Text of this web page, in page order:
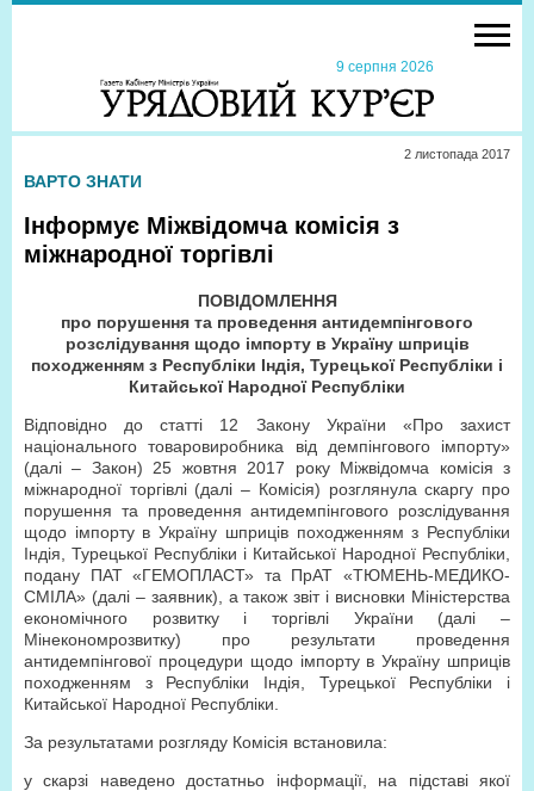
9 серпня 2026
2 листопада 2017
ВАРТО ЗНАТИ
Інформує Міжвідомча комісія з
міжнародної торгівлі
ПОВІДОМЛЕННЯ
про порушення та проведення антидемпінгового
розслідування щодо імпорту в Україну шприців
походженням з Республіки Індія, Турецької Республіки і
Китайської Народної Республіки
Відповідно до статті 12 Закону України «Про захист
національного товаровиробника від демпінгового імпорту»
(далі – Закон) 25 жовтня 2017 року Міжвідомча комісія з
міжнародної торгівлі (далі – Комісія) розглянула скаргу про
порушення та проведення антидемпінгового розслідування
щодо імпорту в Україну шприців походженням з Республіки
Індія, Турецької Республіки і Китайської Народної Республіки,
подану ПАТ «ГЕМОПЛАСТ» та ПрАТ «ТЮМЕНЬ-МЕДИКО-
СМІЛА» (далі – заявник), а також звіт і висновки Міністерства
економічного розвитку і торгівлі України (далі –
Мінекономрозвитку) про результати проведення
антидемпінгової процедури щодо імпорту в Україну шприців
походженням з Республіки Індія, Турецької Республіки і
Китайської Народної Республіки.
За результатами розгляду Комісія встановила:
у скарзі наведено достатньо інформації, на підставі якої